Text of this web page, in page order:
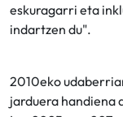
eskuragarri eta
indartzen du".
2010eko
jarduera handiena